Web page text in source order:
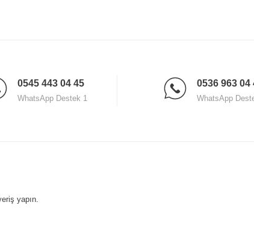
0545 443 04 45
WhatsApp Destek 1
0536 963 04
WhatsApp
yapın.